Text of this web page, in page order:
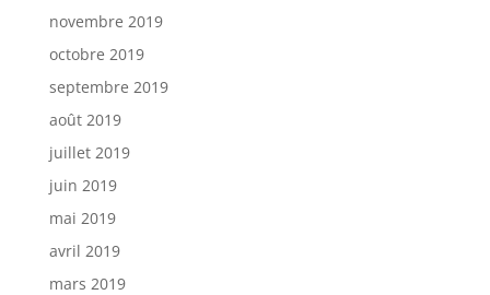
novembre 2019
octobre 2019
septembre 2019
août 2019
juillet 2019
juin 2019
mai 2019
avril 2019
mars 2019